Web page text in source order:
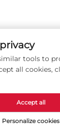
tools to
all cookies,
Personalize cookies
Accept all